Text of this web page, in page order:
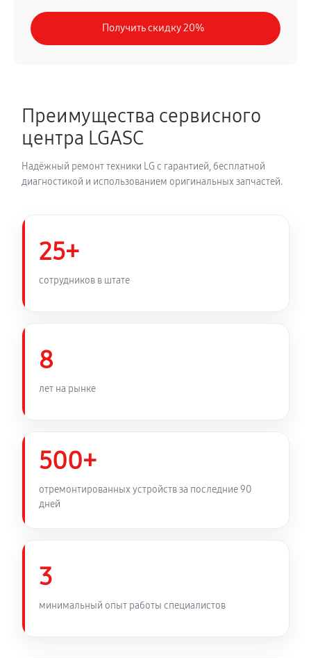
330 руб 60 минут
Ремонт магнетрона микроволновой печи LG MH-
Ремонт волновода микроволновой печи LG MH-
596U
Замена блока управления
Замена силового трансформатора
Ремонт двигателя поддона
460 руб
Получить скидку 20%
Преимущества сервисного
центра LGASC
Надёжный ремонт техники LG с гарантией, бесплатной
диагностикой и использованием оригинальных запчастей.
25+
сотрудников в штате
8
лет на рынке
500+
отремонтированных устройств за последние 90
дней
3
минимальный опыт работы специалистов